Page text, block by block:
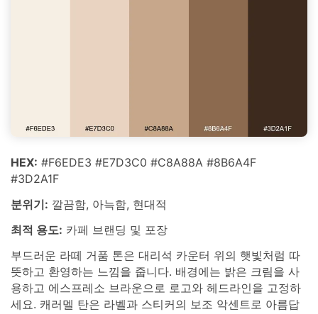
HEX: #F6EDE3 #E7D3C0 #C8A88A #8B6A4F
#3D2A1F
분위기: 깔끔함, 아늑함, 현대적
최적 용도: 카페 브랜딩 및 포장
부드러운 라떼 거품 톤은 대리석 카운터 위의 햇빛처럼 따
뜻하고 환영하는 느낌을 줍니다. 배경에는 밝은 크림을 사
용하고 에스프레소 브라운으로 로고와 헤드라인을 고정하
세요. 캐러멜 탄은 라벨과 스티커의 보조 악센트로 아름답